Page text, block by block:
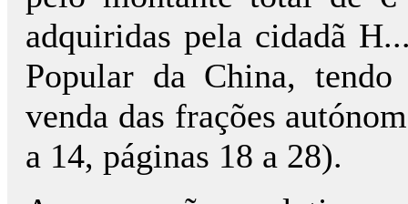
adquiridas pela cidadã
Popular da China,
venda das frações
a 14, páginas 18 a 28).